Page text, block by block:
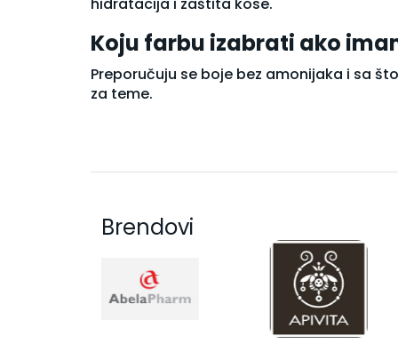
Crvenilo (Rozacea)
Depigmentacija
Dermatološki tretmani
Dermatoze
Ekcemi
Ožiljci
Ragade i fisure
Svrab
Kreme za sunčanje za lice
Kreme za sunčanje za telo
Losioni za sunčanje za telo
Suplementi za zaštitu od sunca
hidratacija i zaštita kose.
Koju farbu izabrati ako
Preporučuju se boje bez amonijaka i sa
za teme.
Brendovi